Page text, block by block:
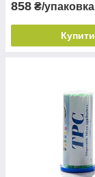
858 ₴/упаковка
Купити